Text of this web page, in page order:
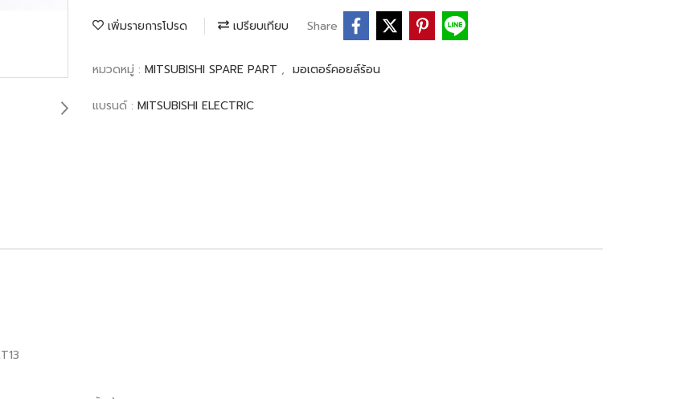
เพิ่มรายการโปรด เปรียบเทียบ Share
หมวดหมู่ : MITSUBISHI SPARE PART , มอเตอร์คอยล์ร้อน
แบรนด์ : MITSUBISHI ELECTRIC